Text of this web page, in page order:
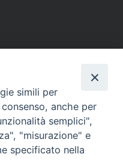
VESCOVILE
PERSONE
VITA CONSACRATA
. Piazza Mons. Faloci 3 - 06034
simili per
anche per
semplici",
"misurazione" e
specificato nella